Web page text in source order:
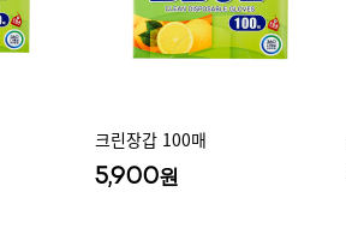
크린장갑 100매
5,900원